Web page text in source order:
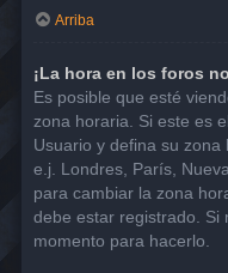
Arriba
¡La hora en los foros
Es posible que esté
zona horaria. Si este es
Usuario y defina su
e.j. Londres, París,
para cambiar la zona
debe estar registrado. Si
momento para hacerlo.